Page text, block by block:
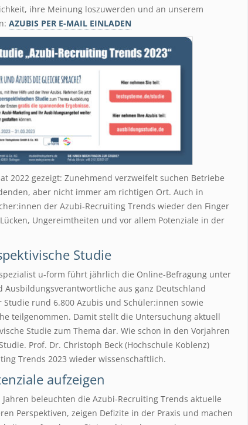
ihre Meinung loszuwerden und an unserem
AZUBIS PER E-MAIL EINLADEN
2022 gezeigt: Zunehmend verzweifelt suchen Betriebe
aber nicht immer am richtigen Ort. Auch in
der Azubi-Recruiting Trends wieder den Finger
Ungereimtheiten und vor allem Potenziale in der
Studie
u-form führt jährlich die Online-Befragung unter
Ausbildungsverantwortliche aus ganz Deutschland
rund 6.800 Azubis und Schüler:innen sowie
teilgenommen. Damit stellt die Untersuchung aktuell
Studie zum Thema dar. Wie schon in den Vorjahren
Prof. Dr. Christoph Beck (Hochschule Koblenz)
Trends 2023 wieder wissenschaftlich.
aufzeigen
beleuchten die Azubi-Recruiting Trends aktuelle
Perspektiven, zeigen Defizite in der Praxis und machen